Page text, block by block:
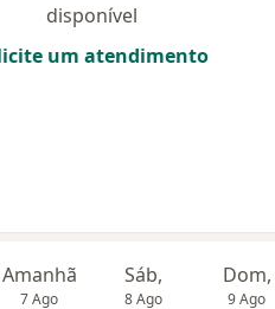
disponível
um atendimento
Amanhã
7 Ago
Sáb,
8 Ago
Dom,
9 Ago